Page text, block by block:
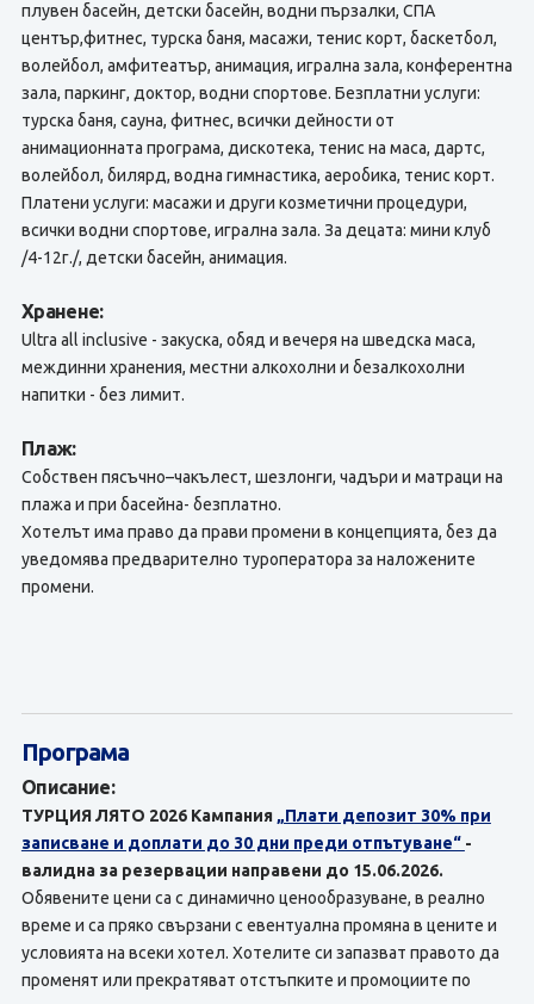
плувен басейн, детски басейн, водни пързалки, СПА
център,фитнес, турска баня, масажи, тенис корт, баскетбол,
волейбол, амфитеатър, анимация, игрална зала, конферентна
зала, паркинг, доктор, водни спортове. Безплатни услуги:
турска баня, сауна, фитнес, всички дейности от
анимационната програма, дискотека, тенис на маса, дартс,
волейбол, билярд, водна гимнастика, аеробика, тенис корт.
Платени услуги: масажи и други козметични процедури,
всички водни спортове, игрална зала. За децата: мини клуб
/4-12г./, детски басейн, анимация.
Хранене:
Ultra all inclusive - закуска, обяд и вечеря на шведска маса,
междинни хранения, местни алкохолни и безалкохолни
напитки - без лимит.
Плаж:
Собствен пясъчно–чакълест, шезлонги, чадъри и матраци на
плажа и при басейна- безплатно.
Хотелът има право да прави промени в концепцията, без да
уведомява предварително туроператора за наложените
промени.
Програма
Описание:
ТУРЦИЯ ЛЯТО 2026 Кампания „Плати депозит 30% при
записване и доплати до 30 дни преди отпътуване“ -
валидна за резервации направени до 15.06.2026.
Обявените цени са с динамично ценообразуване, в реално
време и са пряко свързани с евентуална промяна в цените и
условията на всеки хотел. Хотелите си запазват правото да
променят или прекратяват отстъпките и промоциите по